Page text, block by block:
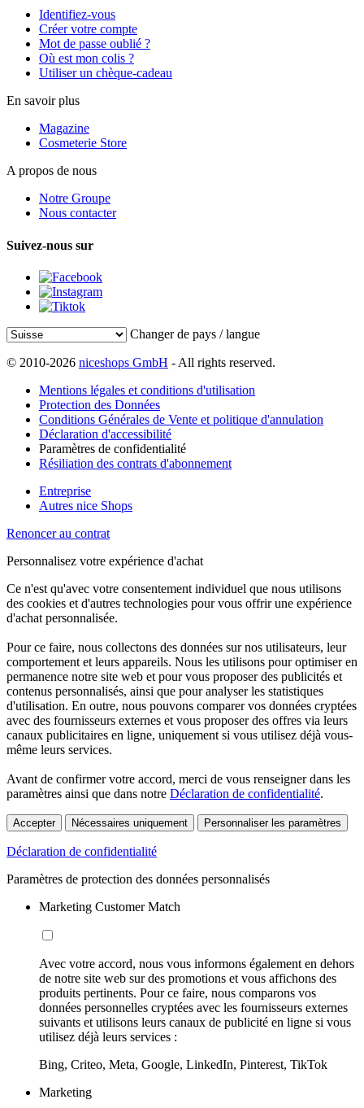
Identifiez-vous
Créer votre compte
Mot de passe oublié ?
Où est mon colis ?
Utiliser un chèque-cadeau
En savoir plus
Magazine
Cosmeterie Store
A propos de nous
Notre Groupe
Nous contacter
Suivez-nous sur
Changer de pays / langue
© 2010-2026 niceshops GmbH - All rights reserved.
Mentions légales et conditions d'utilisation
Protection des Données
Conditions Générales de Vente et politique d'annulation
Déclaration d'accessibilité
Paramètres de confidentialité
Résiliation des contrats d'abonnement
Entreprise
Autres nice Shops
Renoncer au contrat
Personnalisez votre expérience d'achat
Ce n'est qu'avec votre consentement individuel que nous utilisons
des cookies et d'autres technologies pour vous offrir une expérience
d'achat personnalisée.
Pour ce faire, nous collectons des données sur nos utilisateurs, leur
comportement et leurs appareils. Nous les utilisons pour optimiser en
permanence notre site web et pour vous proposer des publicités et
contenus personnalisés, ainsi que pour analyser les statistiques
d'utilisation. En outre, nous pouvons comparer vos données cryptées
avec des fournisseurs externes et vous proposer des offres via leurs
canaux publicitaires en ligne, uniquement si vous utilisez déjà vous-
même leurs services.
Avant de confirmer votre accord, merci de vous renseigner dans les
paramètres ainsi que dans notre Déclaration de confidentialité.
Accepter Nécessaires uniquement Personnaliser les paramètres
Déclaration de confidentialité
Paramètres de protection des données personnalisés
Marketing Customer Match
Avec votre accord, nous vous informons également en dehors
de notre site web sur des promotions et vous affichons des
produits pertinents. Pour ce faire, nous comparons vos
données personnelles cryptées avec les fournisseurs externes
suivants et utilisons leurs canaux de publicité en ligne si vous
utilisez déjà leurs services :
Bing, Criteo, Meta, Google, LinkedIn, Pinterest, TikTok
Marketing